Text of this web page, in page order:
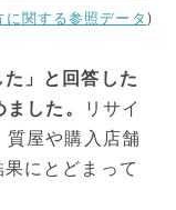
関する参照データ )
た」と回答した
した。
リサイ
質屋や購入店舗
にとどまって